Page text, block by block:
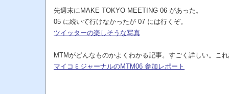
先週末にMAKE TOKYO MEETING 06 があった。
05 に続いて行けなかったが 07 には行くぞ。
ツイッターの楽しそうな写真
MTMがどんなものかよくわかる記事。すごく詳しい。こ
マイコミジャーナルのMTM06 参加レポート